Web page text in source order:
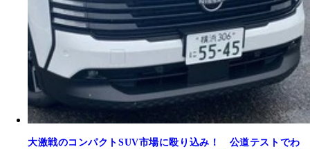
大激戦のコンパクトSUV市場に殴り込み！ 公道テストでわ